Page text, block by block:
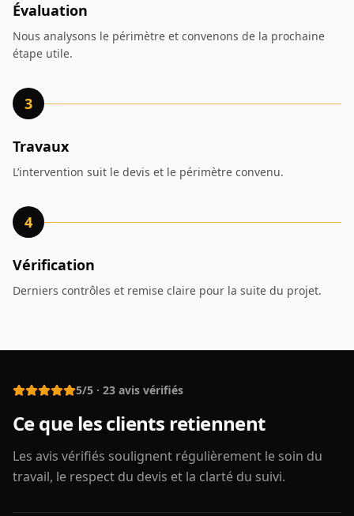
Évaluation
Nous analysons le périmètre et convenons de la prochaine
étape utile.
3
Travaux
L’intervention suit le devis et le périmètre convenu.
4
Vérification
Derniers contrôles et remise claire pour la suite du projet.
5/5 · 23 avis vérifiés
Ce que les clients retiennent
Les avis vérifiés soulignent régulièrement le soin du
travail, le respect du devis et la clarté du suivi.